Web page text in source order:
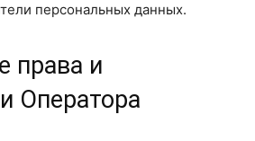
персональных данных.
права и
Оператора